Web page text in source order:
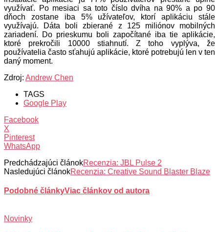
využívať. Po mesiaci sa toto číslo dvíha na 90% a po 90
dňoch zostane iba 5% užívateľov, ktorí aplikáciu stále
využívajú. Dáta boli zbierané z 125 miliónov mobilných
zariadení. Do prieskumu boli započítané iba tie aplikácie,
ktoré prekročili 10000 stiahnutí. Z toho vyplýva, že
používatelia často sťahujú aplikácie, ktoré potrebujú len v ten
daný moment.
Zdroj: Andrew Chen
TAGS
Google Play
Facebook
X
Pinterest
WhatsApp
Predchádzajúci článokRecenzia: JBL Pulse 2
Nasledujúci článokRecenzia: Creative Sound Blaster Blaze
Podobné článkyViac článkov od autora
Novinky